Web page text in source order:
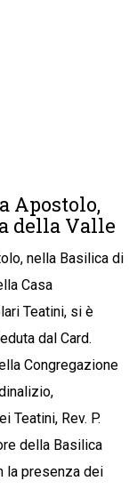
Apostolo,
della Valle
nella Basilica di
Casa
Teatini, si è
dal Card.
Congregazione
Teatini, Rev. P.
della Basilica
la presenza dei